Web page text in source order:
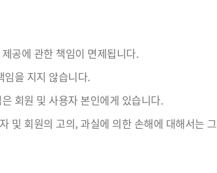
공에 관한 책임이 면제됩니다.
을 지지 않습니다.
회원 및 사용자 본인에게 있습니다.
및 회원의 고의, 과실에 의한 손해에 대해서는